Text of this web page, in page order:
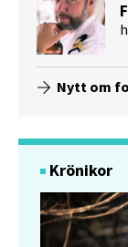
Nytt om
Krönikor